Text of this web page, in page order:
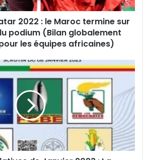
2022 : le Maroc termine sur
podium (Bilan globalement
les équipes africaines)